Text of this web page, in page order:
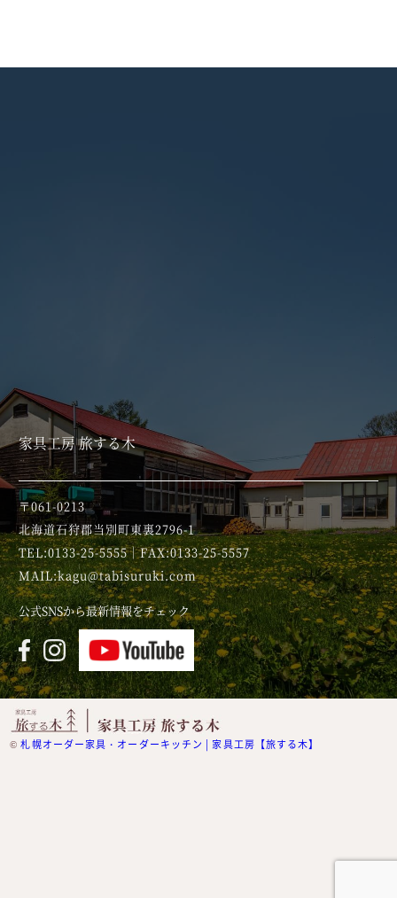
家具工房 旅する木
〒061-0213
北海道石狩郡当別町東裏2796-1
TEL:0133-25-5555｜FAX:0133-25-5557
MAIL:kagu@tabisuruki.com
公式SNSから最新情報をチェック
©札幌オーダー家具・オーダーキッチン | 家具工房【旅する木】